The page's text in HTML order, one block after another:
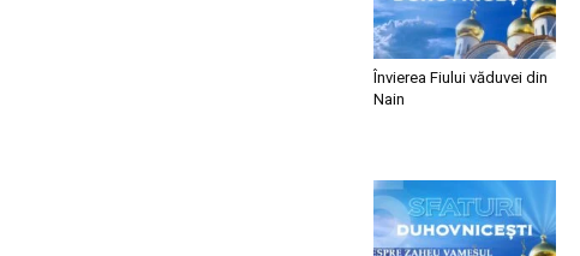
Învierea Fiului văduvei din
Nain